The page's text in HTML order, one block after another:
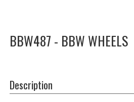
BBW487 - BBW WHEELS
Description